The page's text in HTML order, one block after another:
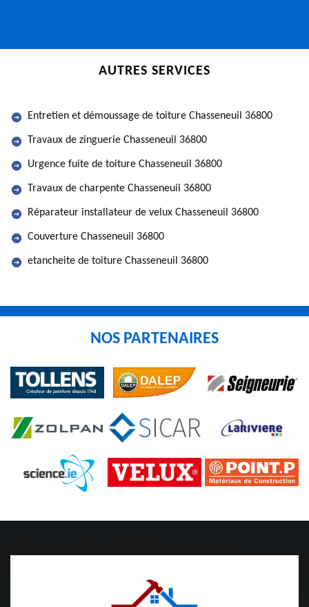
AUTRES SERVICES
Entretien et démoussage de toiture Chasseneuil 36800
Travaux de zinguerie Chasseneuil 36800
Urgence fuite de toiture Chasseneuil 36800
Travaux de charpente Chasseneuil 36800
Réparateur installateur de velux Chasseneuil 36800
Couverture Chasseneuil 36800
etancheite de toiture Chasseneuil 36800
NOS PARTENAIRES